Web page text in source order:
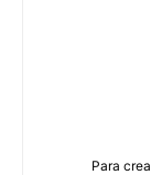
Para